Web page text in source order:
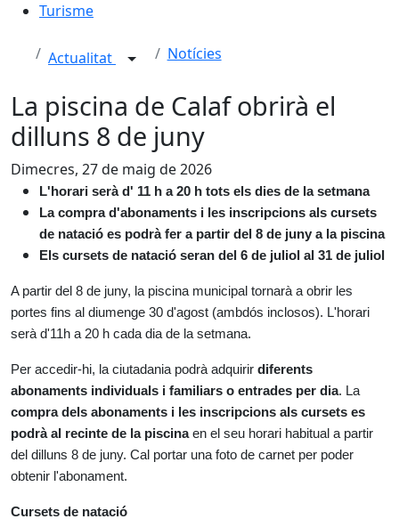
Turisme
Actualitat Notícies
La piscina de Calaf obrirà el
dilluns 8 de juny
Dimecres, 27 de maig de 2026
L'horari serà d' 11 h a 20 h tots els dies de la setmana
La compra d'abonaments i les inscripcions als cursets
de natació es podrà fer a partir del 8 de juny a la piscina
Els cursets de natació seran del 6 de juliol al 31 de juliol
A partir del 8 de juny, la piscina municipal tornarà a obrir les
portes fins al diumenge 30 d'agost (ambdós inclosos). L'horari
serà d'11h a 20 h cada dia de la setmana.
Per accedir-hi, la ciutadania podrà adquirir diferents
abonaments individuals i familiars o entrades per dia. La
compra dels abonaments i les inscripcions als cursets es
podrà al recinte de la piscinaen el seu horari habitual a partir
del dilluns 8 de juny. Cal portar una foto de carnet per poder
obtenir l'abonament.
Cursets de natació